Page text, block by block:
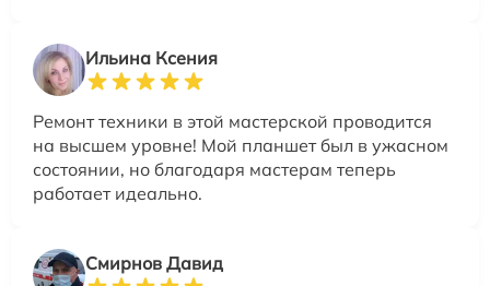
Ильина Ксения
Ремонт техники в этой мастерской проводится
на высшем уровне! Мой планшет был в ужасном
состоянии, но благодаря мастерам теперь
работает идеально.
Смирнов Давид